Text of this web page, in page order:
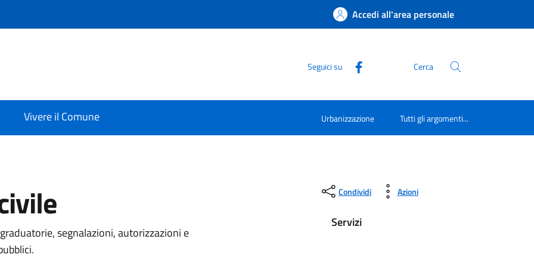
Accedi all'area personale
Seguici su Cerca
Vivere il Comune Urbanizzazione Tutti gli argomenti...
segnalazioni, autorizzazioni e
Condividi Azioni
Servizi